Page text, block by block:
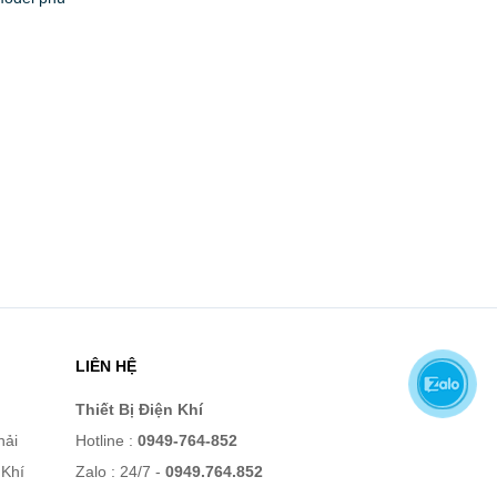
LIÊN HỆ
Thiết Bị Điện Khí
Hotline :0949-764-852
Zalo : 24/7 -0949.764.852